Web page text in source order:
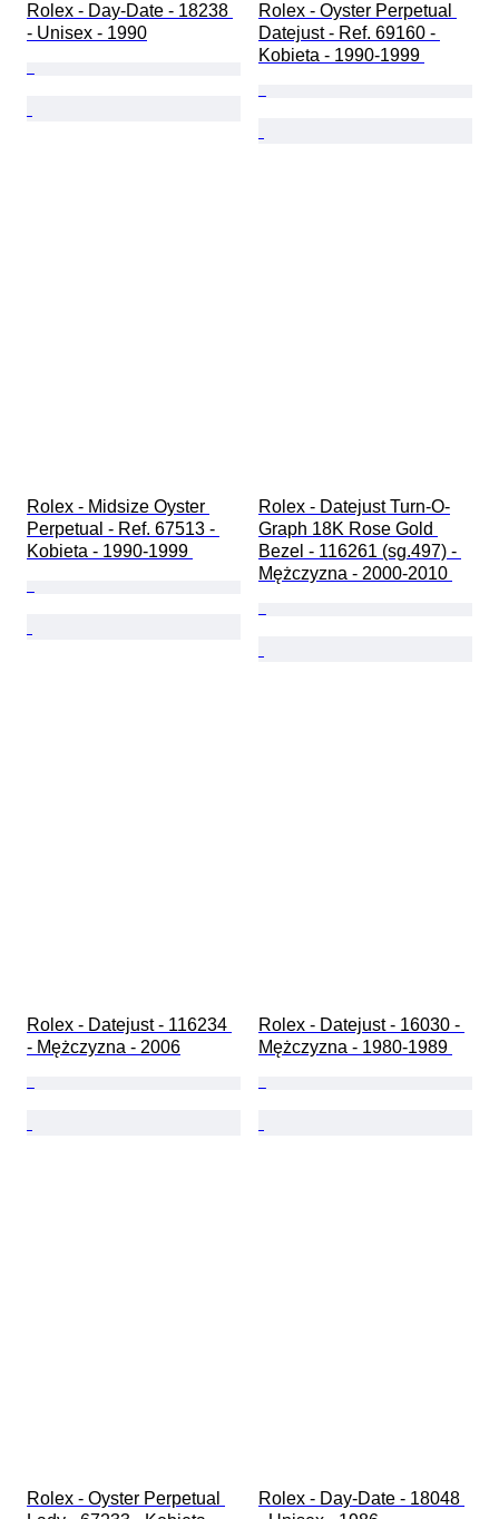
Rolex - Day-Date - 18238
- Unisex - 1990
Rolex - Oyster Perpetual
Datejust - Ref. 69160 -
Kobieta - 1990-1999
Rolex - Midsize Oyster
Perpetual - Ref. 67513 -
Kobieta - 1990-1999
Rolex - Datejust Turn-O-
Graph 18K Rose Gold
Bezel - 116261 (sg.497) -
Mężczyzna - 2000-2010
Rolex - Datejust - 116234
- Mężczyzna - 2006
Rolex - Datejust - 16030 -
Mężczyzna - 1980-1989
Rolex - Oyster Perpetual
Rolex - Day-Date - 18048